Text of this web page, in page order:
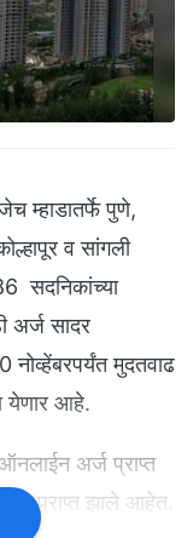
म्हाडातर्फे पुणे,
व सांगली
सदनिकांच्या
अर्ज सादर
नोव्हेंबरपर्यंत मुदतवाढ
येणार आहे.
अर्ज प्राप्त
प्राप्त झाले आहेत.